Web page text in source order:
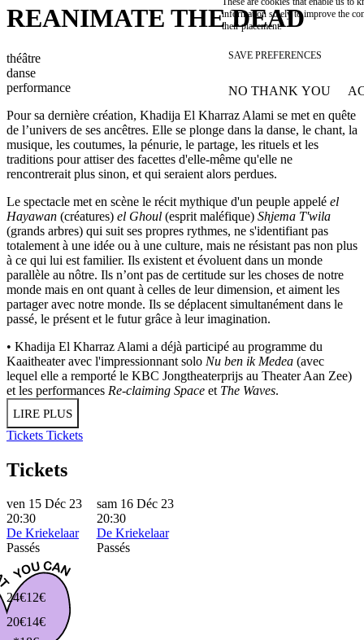
REANIMATE THE DEAD
théâtre
danse
performance
Pour sa dernière création, Khadija El Kharraz Alami se met en quête
de l’univers de ses ancêtres. Elle se plonge dans la danse, le chant, la
musique, les coutumes, la pénurie, le partage, les rituels et les
traditions pour attiser des facettes d'elle-même qu'elle ne
rencontrerait plus sinon, et qui seraient alors perdues.
Le spectacle met en scène le récit mythique d'un peuple appelé el
Hayawan (créatures) el Ghoul (esprit maléfique) Shjema T'wila
(grands arbres) qui suit ses propres rythmes, ne s'identifiant pas
totalement à une idée ou à une culture, mais ne résistant pas non plus
à ce qui lui est familier. Ils existent et évoluent dans un monde
parallèle au nôtre. Ils n’ont pas de certitude sur les choses de notre
monde mais en ont quant à celles de leur dimension, et aiment les
partager avec notre monde. Ils se déplacent simultanément dans le
passé, le présent et le futur grâce à leur imagination.
• Khadija El Kharraz Alami a déjà participé au programme du
Kaaitheater avec l'impressionnant solo Nu ben ik Medea (avec
lequel elle a remporté le KBC Jongtheaterprijs au Theater Aan Zee)
et les performances Re-claiming Space et The Waves.
LIRE PLUS
Tickets Tickets
Tickets
ven 15 Déc 23
20:30
De Kriekelaar
Passés
sam 16 Déc 23
20:30
De Kriekelaar
Passés
24€
20€14€
12€
information solely to improve the
their placement.
SAVE PREFERENCES
NO THANK YOU
WITHDRAW